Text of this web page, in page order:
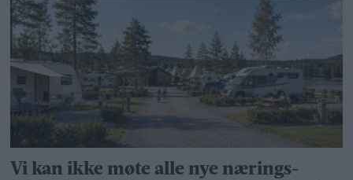
Vi kan ikke møte alle nye nærings­